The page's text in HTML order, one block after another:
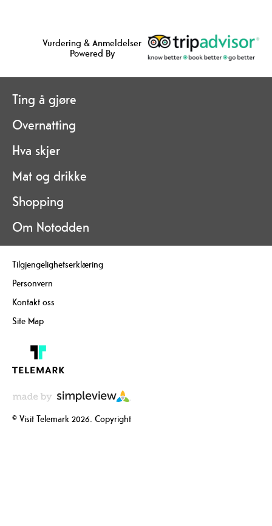
Vurdering & Anmeldelser
Powered By
Ting å gjøre
Overnatting
Hva skjer
Mat og drikke
Shopping
Om Notodden
Tilgjengelighetserklæring
Personvern
Kontakt oss
Site Map
© Visit Telemark 2026. Copyright